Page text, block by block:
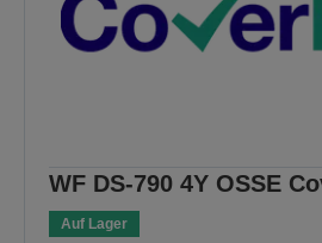
WF DS-790 4Y OSSE
Auf Lager